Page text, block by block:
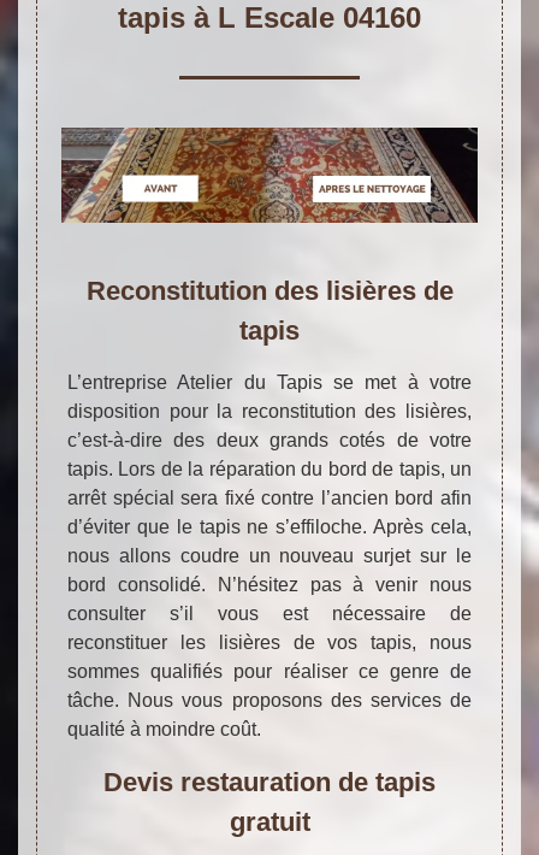
tapis à L Escale 04160
Reconstitution des lisières de
tapis
L’entreprise Atelier du Tapis se met à votre
disposition pour la reconstitution des lisières,
c’est-à-dire des deux grands cotés de votre
tapis. Lors de la réparation du bord de tapis, un
arrêt spécial sera fixé contre l’ancien bord afin
d’éviter que le tapis ne s’effiloche. Après cela,
nous allons coudre un nouveau surjet sur le
bord consolidé. N’hésitez pas à venir nous
consulter s’il vous est nécessaire de
reconstituer les lisières de vos tapis, nous
sommes qualifiés pour réaliser ce genre de
tâche. Nous vous proposons des services de
qualité à moindre coût.
Devis restauration de tapis
gratuit